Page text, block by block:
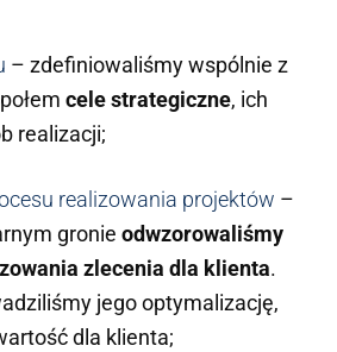
– zdefiniowaliśmy wspólnie z
cele strategiczne, ich
realizacji;
realizowania projektów –
gronie odwzorowaliśmy
zlecenia dla klienta.
jego optymalizację,
dla klienta;